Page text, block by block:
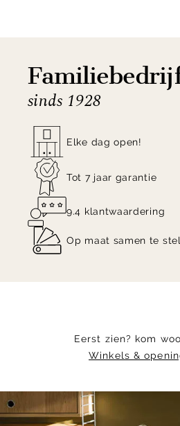
sinds 1928
Elke dag open!
Tot 7 jaar garantie
9.4 klantwaardering
Op maat samen te
Eerst zien? kom
Winkels &